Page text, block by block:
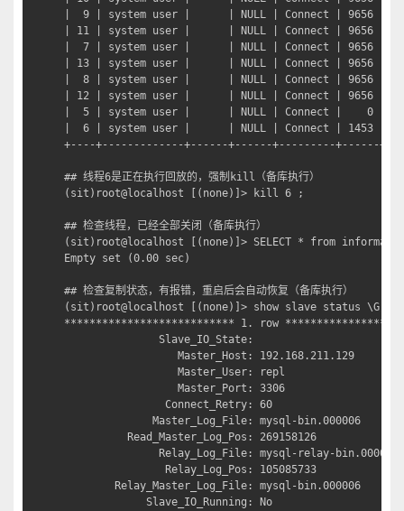
|  9 | system user |      | NULL | Connect | 9656 |
| 11 | system user |      | NULL | Connect | 9656 |
|  7 | system user |      | NULL | Connect | 9656 |
| 13 | system user |      | NULL | Connect | 9656 |
|  8 | system user |      | NULL | Connect | 9656 |
| 12 | system user |      | NULL | Connect | 9656 |
|  5 | system user |      | NULL | Connect |    0 |
|  6 | system user |      | NULL | Connect | 1453 |
+----+-------------+------+------+---------+------
## 线程6是正在执行回放的，强制kill（备库执行）
(sit)root@localhost [(none)]> kill 6 ;
## 检查线程，已经全部关闭（备库执行）
(sit)root@localhost [(none)]> SELECT * from
Empty set (0.00 sec)
## 检查复制状态，有报错，重启后会自动恢复（备库执行）
(sit)root@localhost [(none)]> show slave status \G
*************************** 1. row
Slave_IO_State:
Master_Host: 192.168.211.129
Master_User: repl
Master_Port: 3306
Connect_Retry: 60
Master_Log_File: mysql-bin.000006
Read_Master_Log_Pos: 269158126
Relay_Log_File: mysql-relay-bin.000007
Relay_Log_Pos: 105085733
Relay_Master_Log_File: mysql-bin.000006
Slave_IO_Running: No